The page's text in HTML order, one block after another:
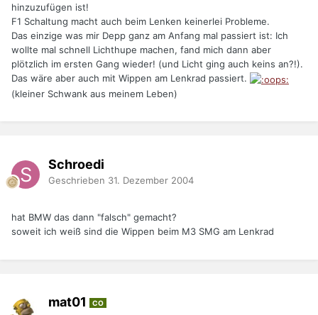
hinzuzufügen ist!
F1 Schaltung macht auch beim Lenken keinerlei Probleme.
Das einzige was mir Depp ganz am Anfang mal passiert ist: Ich
wollte mal schnell Lichthupe machen, fand mich dann aber
plötzlich im ersten Gang wieder! (und Licht ging auch keins an?!).
Das wäre aber auch mit Wippen am Lenkrad passiert.
(kleiner Schwank aus meinem Leben)
Schroedi
Geschrieben 31. Dezember 2004
hat BMW das dann "falsch" gemacht?
soweit ich weiß sind die Wippen beim M3 SMG am Lenkrad
mat01 CO